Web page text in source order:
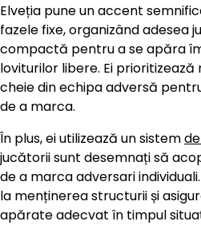
Elveția pune un accent
fazele fixe, organizând
compactă pentru a se apăra
loviturilor libere. Ei
cheie din echipa adversă
de a marca.
În plus, ei utilizează un sistem
jucătorii sunt desemnați să
de a marca adversari
la menținerea structurii și
apărate adecvat în timpul